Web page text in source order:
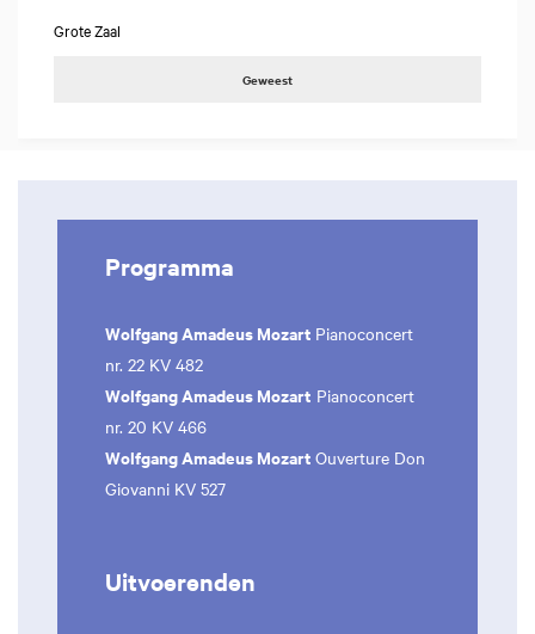
Grote Zaal
Geweest
Programma
Wolfgang Amadeus Mozart Pianoconcert
nr. 22 KV 482
Wolfgang Amadeus Mozart Pianoconcert
nr. 20 KV 466
Wolfgang Amadeus Mozart Ouverture Don
Giovanni KV 527
Uitvoerenden